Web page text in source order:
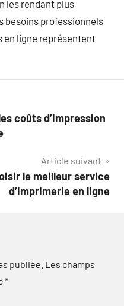
les rendant plus
besoins professionnels
en ligne représentent
coûts d’impression
Article suivant
le meilleur service
d’imprimerie en ligne
publiée. Les champs
*